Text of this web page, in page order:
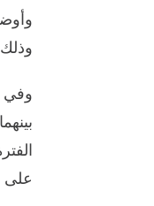
وفي
على